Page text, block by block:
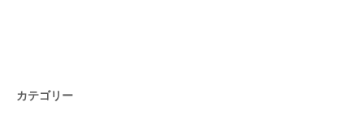
カテゴリー